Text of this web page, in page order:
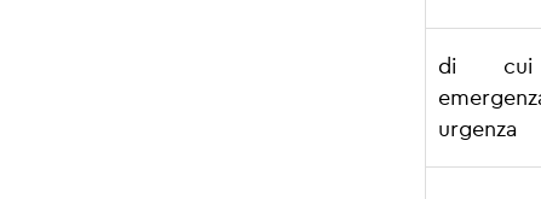
di cui
urgenza